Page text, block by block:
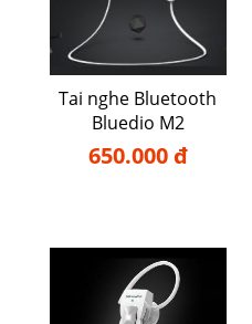
Tai nghe Bluetooth
Bluedio M2
650.000 đ